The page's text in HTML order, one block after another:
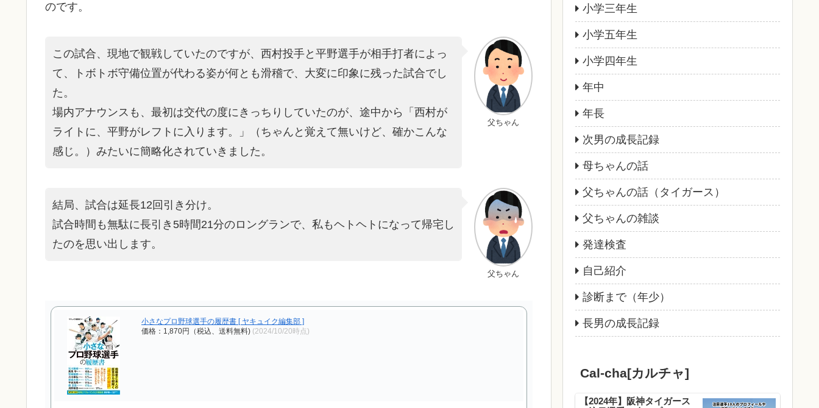
のです。
父ちゃん
この試合、現地で観戦していたのですが、西村投手と平野選手が相手打者によっ
て、トボトボ守備位置が代わる姿が何とも滑稽で、大変に印象に残った試合でし
た。
場内アナウンスも、最初は交代の度にきっちりしていたのが、途中から「西村が
ライトに、平野がレフトに入ります。」（ちゃんと覚えて無いけど、確かこんな
感じ。）みたいに簡略化されていきました。
父ちゃん
結局、試合は延長12回引き分け。
試合時間も無駄に長引き5時間21分のロングランで、私もヘトヘトになって帰宅し
たのを思い出します。
小さなプロ野球選手の履歴書 [ ヤキュイク編集部 ]
価格：1,870円（税込、送料無料) (2024/10/20時点)
小学三年生
小学五年生
小学四年生
年中
年長
次男の成長記録
母ちゃんの話
父ちゃんの話（タイガース）
父ちゃんの雑談
発達検査
自己紹介
診断まで（年少）
長男の成長記録
Cal-cha[カルチャ]
【2024年】阪神タイガース